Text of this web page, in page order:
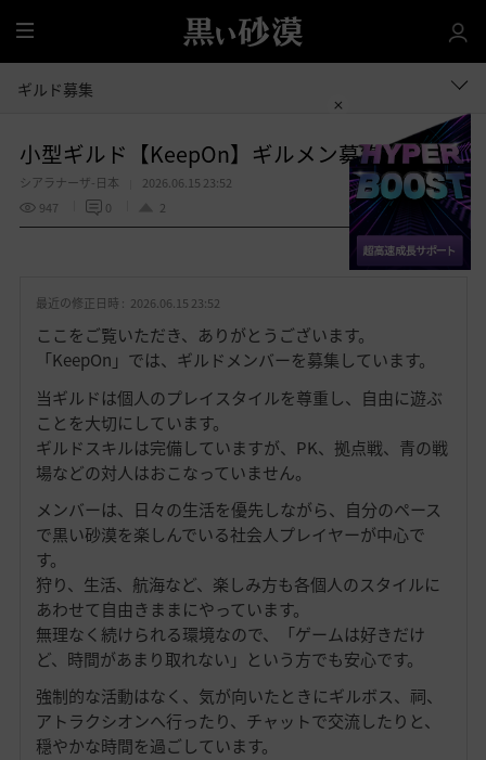
全
体
ギルド募集
小型ギルド【KeepOn】ギルメン募集中です
シアラナーザ-日本
2026.06.15 23:52
947
0 2
お
り
共有する
最近の修正日時 : 2026.06.15 23:52
ここをご覧いただき、ありがとうございます。
「KeepOn」では、ギルドメンバーを募集しています。
当ギルドは個人のプレイスタイルを尊重し、自由に遊ぶ
ことを大切にしています。
ギルドスキルは完備していますが、PK、拠点戦、青の戦
場などの対人はおこなっていません。
メンバーは、日々の生活を優先しながら、自分のペース
で黒い砂漠を楽しんでいる社会人プレイヤーが中心で
す。
狩り、生活、航海など、楽しみ方も各個人のスタイルに
あわせて自由きままにやっています。
無理なく続けられる環境なので、「ゲームは好きだけ
ど、時間があまり取れない」という方でも安心です。
強制的な活動はなく、気が向いたときにギルボス、祠、
アトラクシオンへ行ったり、チャットで交流したりと、
穏やかな時間を過ごしています。